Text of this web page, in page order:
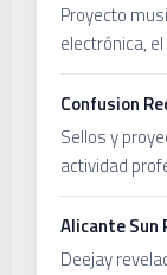
Proyecto
electrónica,
Confusion
Sellos y
actividad
Alicante Sun
Deejay